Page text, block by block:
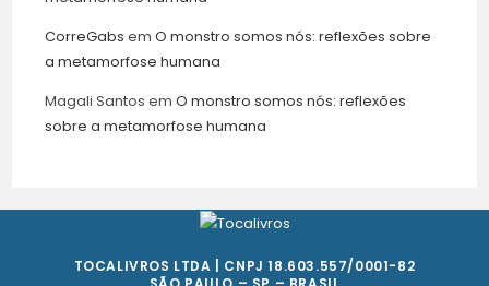
CorreGabs emO monstro somos nós: reflexões sobre
a metamorfose humana
Magali Santos emO monstro somos nós: reflexões
sobre a metamorfose humana
TOCALIVROS LTDA | CNPJ 18.603.557/0001-82